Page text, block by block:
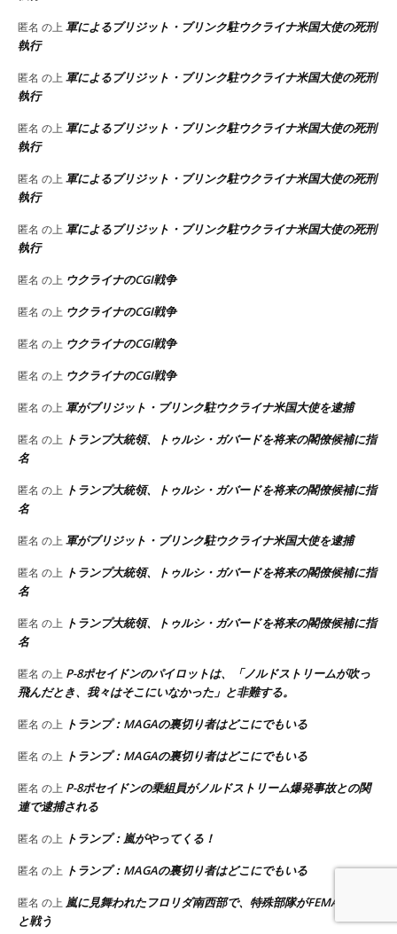
匿名 の上軍によるブリジット・ブリンク駐ウクライナ米国大使の死刑
執行
匿名 の上軍によるブリジット・ブリンク駐ウクライナ米国大使の死刑
執行
匿名 の上軍によるブリジット・ブリンク駐ウクライナ米国大使の死刑
執行
匿名 の上軍によるブリジット・ブリンク駐ウクライナ米国大使の死刑
執行
匿名 の上軍によるブリジット・ブリンク駐ウクライナ米国大使の死刑
執行
匿名 の上 ウクライナのCGI戦争
匿名 の上 ウクライナのCGI戦争
匿名 の上 ウクライナのCGI戦争
匿名 の上 ウクライナのCGI戦争
匿名 の上軍がブリジット・ブリンク駐ウクライナ米国大使を逮捕
匿名 の上 トランプ大統領、トゥルシ・ガバードを将来の閣僚候補に指
名
匿名 の上 トランプ大統領、トゥルシ・ガバードを将来の閣僚候補に指
名
匿名 の上軍がブリジット・ブリンク駐ウクライナ米国大使を逮捕
匿名 の上 トランプ大統領、トゥルシ・ガバードを将来の閣僚候補に指
名
匿名 の上 トランプ大統領、トゥルシ・ガバードを将来の閣僚候補に指
名
匿名 の上 P-8ポセイドンのパイロットは、「ノルドストリームが吹っ
飛んだとき、我々はそこにいなかった」と非難する。
匿名 の上 トランプ：MAGAの裏切り者はどこにでもいる
匿名 の上 トランプ：MAGAの裏切り者はどこにでもいる
匿名 の上 P-8ポセイドンの乗組員がノルドストリーム爆発事故との関
連で逮捕される
匿名 の上 トランプ：嵐がやってくる！
匿名 の上 トランプ：MAGAの裏切り者はどこにでもいる
匿名 の上 嵐に見舞われたフロリダ南西部で、特殊部隊がFEMA略奪者
と戦う